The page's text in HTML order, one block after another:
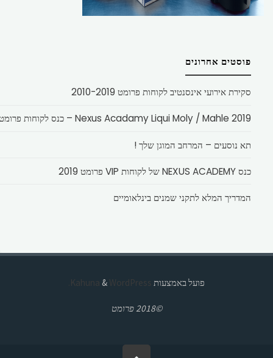
פוסטים אחרונים
סקירת אירועי אינסנטיב לקוחות פרומט 2010-2019
Nexus Acadamy Liqui Moly / Mahle 2019 – כנס לקוחות פרומט
תא נוסעים – המרחב המוגן שלך !
כנס NEXUS ACADEMY של לקוחות VIP פרומט 2019
המדריך המלא לתקני שמנים בינלאומיים
פועל באמצעות & WordPress.
©2018 פרומט